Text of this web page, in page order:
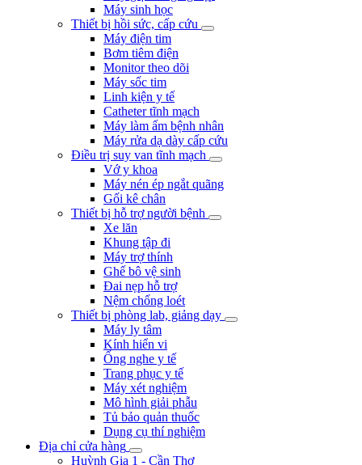
Máy sinh học
Thiết bị hồi sức, cấp cứu
Máy điện tim
Bơm tiêm điện
Monitor theo dõi
Máy sốc tim
Linh kiện y tế
Catheter tĩnh mạch
Máy làm ấm bệnh nhân
Máy rửa dạ dày cấp cứu
Điều trị suy van tĩnh mạch
Vớ y khoa
Máy nén ép ngắt quãng
Gối kê chân
Thiết bị hỗ trợ người bệnh
Xe lăn
Khung tập đi
Máy trợ thính
Ghế bô vệ sinh
Đai nẹp hỗ trợ
Nệm chống loét
Thiết bị phòng lab, giảng dạy
Máy ly tâm
Kính hiển vi
Ống nghe y tế
Trang phục y tế
Máy xét nghiệm
Mô hình giải phẫu
Tủ bảo quản thuốc
Dụng cụ thí nghiệm
Địa chỉ cửa hàng
Huỳnh Gia 1 - Cần Thơ